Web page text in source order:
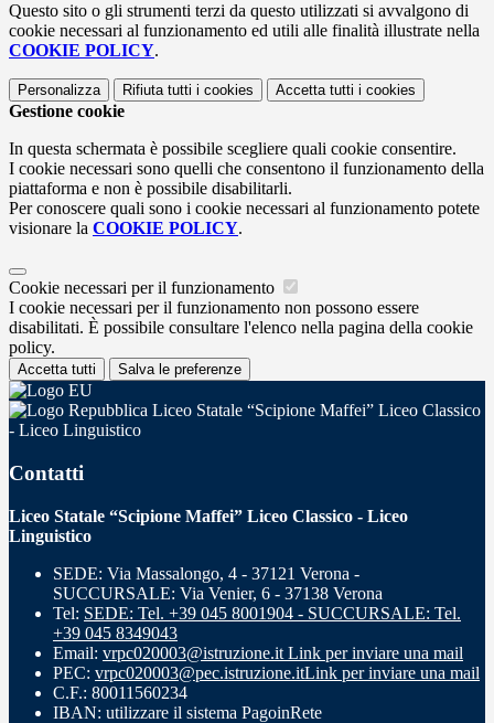
Questo sito o gli strumenti terzi da questo utilizzati si avvalgono di
cookie necessari al funzionamento ed utili alle finalità illustrate nella
COOKIE POLICY.
Personalizza Rifiuta tutti i cookies Accetta tutti i cookies
Gestione cookie
In questa schermata è possibile scegliere quali cookie consentire.
I cookie necessari sono quelli che consentono il funzionamento della
piattaforma e non è possibile disabilitarli.
Per conoscere quali sono i cookie necessari al funzionamento potete
visionare la COOKIE POLICY.
Cookie necessari per il funzionamento
I cookie necessari per il funzionamento non possono essere
disabilitati. È possibile consultare l'elenco nella pagina della cookie
policy.
Accetta tutti Salva le preferenze
Liceo Statale “Scipione Maffei” Liceo Classico
- Liceo Linguistico
Contatti
Liceo Statale “Scipione Maffei” Liceo Classico - Liceo
Linguistico
SEDE: Via Massalongo, 4 - 37121 Verona -
SUCCURSALE: Via Venier, 6 - 37138 Verona
Tel: SEDE: Tel. +39 045 8001904 - SUCCURSALE: Tel.
+39 045 8349043
Email: vrpc020003@istruzione.it Link per inviare una mail
PEC: vrpc020003@pec.istruzione.itLink per inviare una mail
C.F.: 80011560234
IBAN: utilizzare il sistema PagoinRete